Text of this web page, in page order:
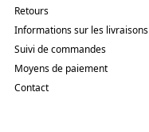
Retours
Informations sur les livraisons
Suivi de commandes
Moyens de paiement
Contact